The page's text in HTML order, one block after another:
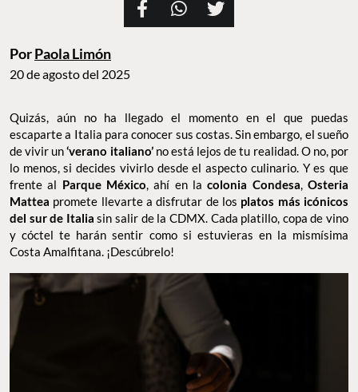
PorPaola Limón
20 de agosto del 2025
Quizás, aún no ha llegado el momento en el que puedas
escaparte a Italia para conocer sus costas. Sin embargo, el sueño
de vivir un‘verano italiano’ no está lejos de tu realidad. O no, por
lo menos, si decides vivirlo desde el aspecto culinario. Y es que
frente al Parque México, ahí en lacolonia Condesa,Osteria
Mattea promete llevarte a disfrutar de los platos más icónicos
del sur de Italia sin salir de la CDMX. Cada platillo, copa de vino
y cóctel te harán sentir como si estuvieras en la mismísima
Costa Amalfitana. ¡Descúbrelo!